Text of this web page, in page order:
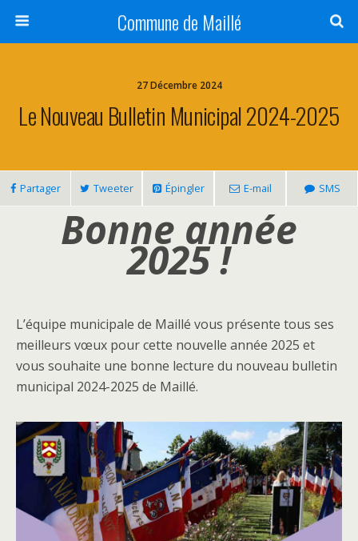
Commune de Maillé
27 Décembre 2024
Le Nouveau Bulletin Municipal 2024-2025
Partager Tweeter Épingler E-mail SMS
Bonne année
2025 !
L’équipe municipale de Maillé vous présente tous ses
meilleurs vœux pour cette nouvelle année 2025 et
vous souhaite une bonne lecture du nouveau bulletin
municipal 2024-2025 de Maillé.